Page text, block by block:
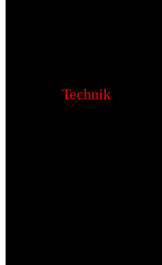
Technik